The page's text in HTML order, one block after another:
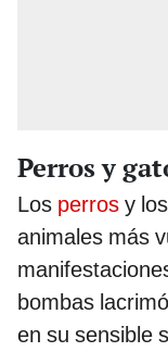
Perros y
Los perros y
animales más
bombas
en su sensible